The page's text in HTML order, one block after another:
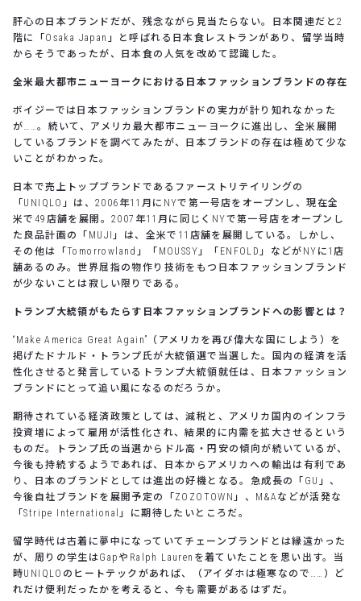
肝心の日本ブランドだが、残念ながら見当たらない。日本関連だと2
階に「Osaka Japan」と呼ばれる日本食レストランがあり、留学当時
からそうであったが、日本食の人気を改めて認識した。
全米最大都市ニューヨークにおける日本ファッションブランドの存在
ボイジーでは日本ファッションブランドの実力が計り知れなかった
が……。続いて、アメリカ最大都市ニューヨークに進出し、全米展開
しているブランドを調べてみたが、日本ブランドの存在は極めて少な
いことがわかった。
日本で売上トップブランドであるファーストリテイリングの
「UNIQLO」は、2006年11月にNYで第一号店をオープンし、現在全
米で49店舗を展開。2007年11月に同じくNYで第一号店をオープンし
た良品計画の「MUJI」は、全米で11店舗を展開している。しかし、
その他は「Tomorrowland」「MOUSSY」「ENFOLD」などがNYに1店
舗あるのみ。世界屈指の物作り技術をもつ日本ファッションブランド
が少ないことは寂しい限りである。
トランプ大統領がもたらす日本ファッションブランドへの影響とは？
“Make America Great Again”（アメリカを再び偉大な国にしよう）を
掲げたドナルド・トランプ氏が大統領選で当選した。国内の経済を活
性化させると発言しているトランプ大統領就任は、日本ファッション
ブランドにとって追い風になるのだろうか。
期待されている経済政策としては、減税と、アメリカ国内のインフラ
投資増によって雇用が活性化され、結果的に内需を拡大させるという
ものだ。トランプ氏の当選からドル高・円安の傾向が続いているが、
今後も持続するようであれば、日本からアメリカへの輸出は有利であ
り、日本のブランドとしては進出の好機となる。急成長の「GU」、
今後自社ブランドを展開予定の「ZOZOTOWN」、M&Aなどが活発な
「Stripe International」に期待したいところだ。
留学時代は古着に夢中になっていてチェーンブランドとは縁遠かった
が、周りの学生はGapやRalph Laurenを着ていたことを思い出す。当
時UNIQLOのヒートテックがあれば、（アイダホは極寒なので……）ど
れだけ便利だったかを考えると、今も需要があるはずだ。